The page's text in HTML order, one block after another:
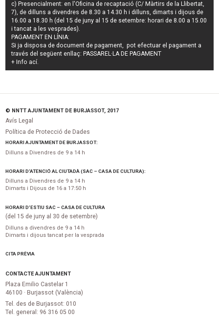
c) Presencialment: en l'Oficina de recaptació (C/ Màrtirs de la Llibertat,
7), de dilluns a divendres de 8.30 a 14.30 h i dilluns, dimarts i dijous de
16.00 a 18.30 h (del 15 de juny al 15 de setembre: horari de 8.00 a 15.00
i tancat a les vesprades).
PAGAMENT EN LÍNIA:
Si ja disposa de document de pagament, pot efectuar el pagament a
través del següent enllaç: PASSAREL·LA DE PAGAMENT
+ Info ací.
© NNTT AJUNTAMENT DE BURJASSOT, 2017
Avís Legal
Política de Protecció de Dades
HORARI AJUNTAMENT DE BURJASSOT:
Dilluns a Divendres de 9 a 14 h
HORARI D’ATENCIÓ AL CIUTADÀ (SAC – CASA DE CULTURA):
Dilluns a Divendres de 9 a 14 h
Dimarts i Dijous de 16 a 17:50 h
HORARI D’ESTIU SAC – CASA DE CULTURA
(del 15 de juny al 30 de setembre)
Dilluns a divendres de 9 a 14 h
Dimarts i dijous tancat per la vesprada
CITA PRÈVIA
CONTACTE AJUNTAMENT
Plaza Emilio Castelar 1
46100 · Burjassot (València)
Tel. des de Burjassot: 010
Tel. general: 96 316 05 00